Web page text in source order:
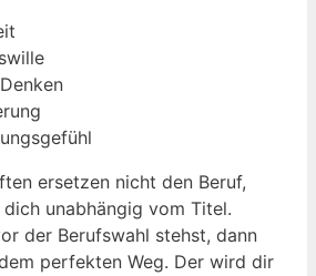
ersetzen nicht den Beruf,
unabhängig vom Titel.
der Berufswahl stehst, dann
perfekten Weg. Der wird dir